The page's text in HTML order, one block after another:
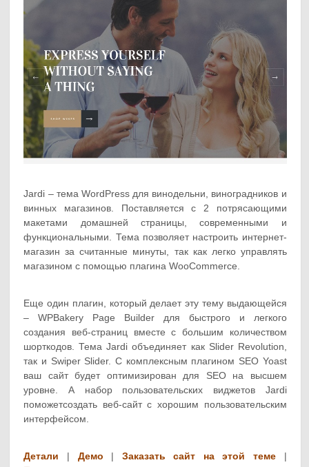
Jardi – тема WordPress для винодельни, виноградников и
винных магазинов. Поставляется с 2 потрясающими
макетами домашней страницы, современными и
функциональными. Тема позволяет настроить интернет-
магазин за считанные минуты, так как легко управлять
магазином с помощью плагина WooCommerce.
Еще один плагин, который делает эту тему выдающейся
– WPBakery Page Builder для быстрого и легкого
создания веб-страниц вместе с большим количеством
шорткодов. Тема Jardi объединяет как Slider Revolution,
так и Swiper Slider. С комплексным плагином SEO Yoast
ваш сайт будет оптимизирован для SEO на высшем
уровне. А набор пользовательских виджетов Jardi
поможетсоздать веб-сайт с хорошим пользовательским
интерфейсом.
Детали | Демо | Заказать сайт на этой теме |